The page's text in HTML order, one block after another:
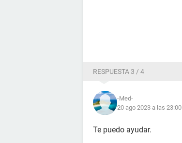
RESPUESTA 3 / 4
-Med-
20 ago 2023 a las 23:00
Te puedo ayudar.